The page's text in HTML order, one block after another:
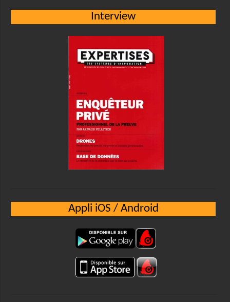
Interview
Appli iOS / Android